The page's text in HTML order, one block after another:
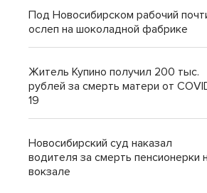
Под Новосибирском рабочий
ослеп на шоколадной фабрике
Житель Купино получил 200 тыс.
рублей за смерть матери от
19
Новосибирский суд наказал
водителя за смерть пенсионерки
вокзале